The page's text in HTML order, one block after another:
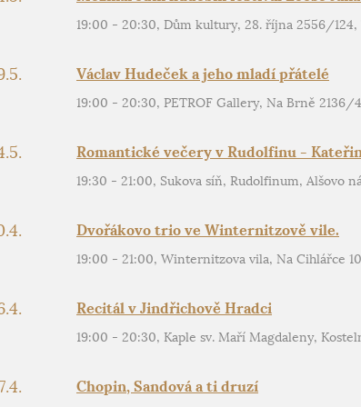
19:00 - 20:30, Dům kultury, 28. října 2556/124,
Václav Hudeček a jeho mladí přátelé
19:00 - 20:30, PETROF Gallery, Na Brně 2136/
Romantické večery v Rudolfinu -
19:30 - 21:00, Sukova síň, Rudolfinum, Alšovo
Dvořákovo trio ve Winternitzově vile.
19:00 - 21:00, Winternitzova vila, Na Cihlářce
Recitál v Jindřichově Hradci
19:00 - 20:30, Kaple sv. Maří Magdaleny,
Chopin, Sandová a ti druzí